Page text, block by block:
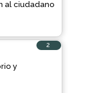
al ciudadano
2
y